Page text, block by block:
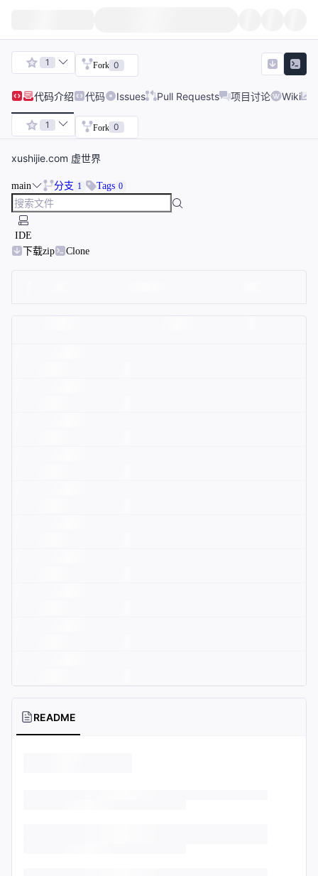
1 Fork 0
代码介绍 代码 Issues Pull Requests 项目讨论 Wiki
1 Fork 0
xushijie.com 虚世界
main 分支 1 Tags 0
IDE
下载zip
Clone
README